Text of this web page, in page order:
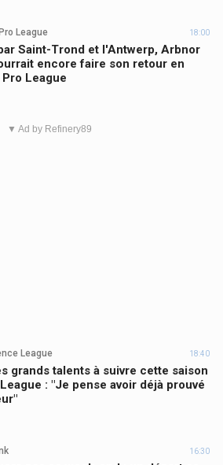
League 18:00
Saint-Trond et l'Antwerp, Arbnor
encore faire son retour en
League
▼ Ad by Refinery89
League 18:40
grands talents à suivre cette saison
: "Je pense avoir déjà prouvé
16:30